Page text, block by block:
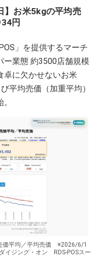
】お米5kgの平均売
円
」を提供するマーチ
ー業態 約3500店舗規模
卓に欠かせないお米
平均売価（加重平均）
価平均／平均売価 ※2026/6/1
イジング・オン RDS-POSスー